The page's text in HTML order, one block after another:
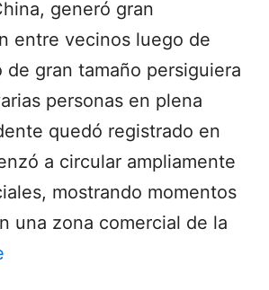
generó gran
entre vecinos luego de
de gran tamaño persiguiera
personas en plena
quedó registrado en
a circular ampliamente
mostrando momentos
una zona comercial de la